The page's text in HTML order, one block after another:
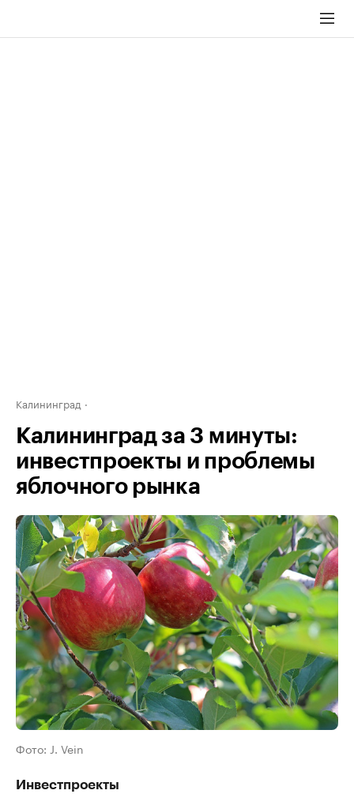
Калининград
Калининград за 3 минуты:
инвестпроекты и проблемы
яблочного рынка
Фото: J. Vein
Инвестпроекты